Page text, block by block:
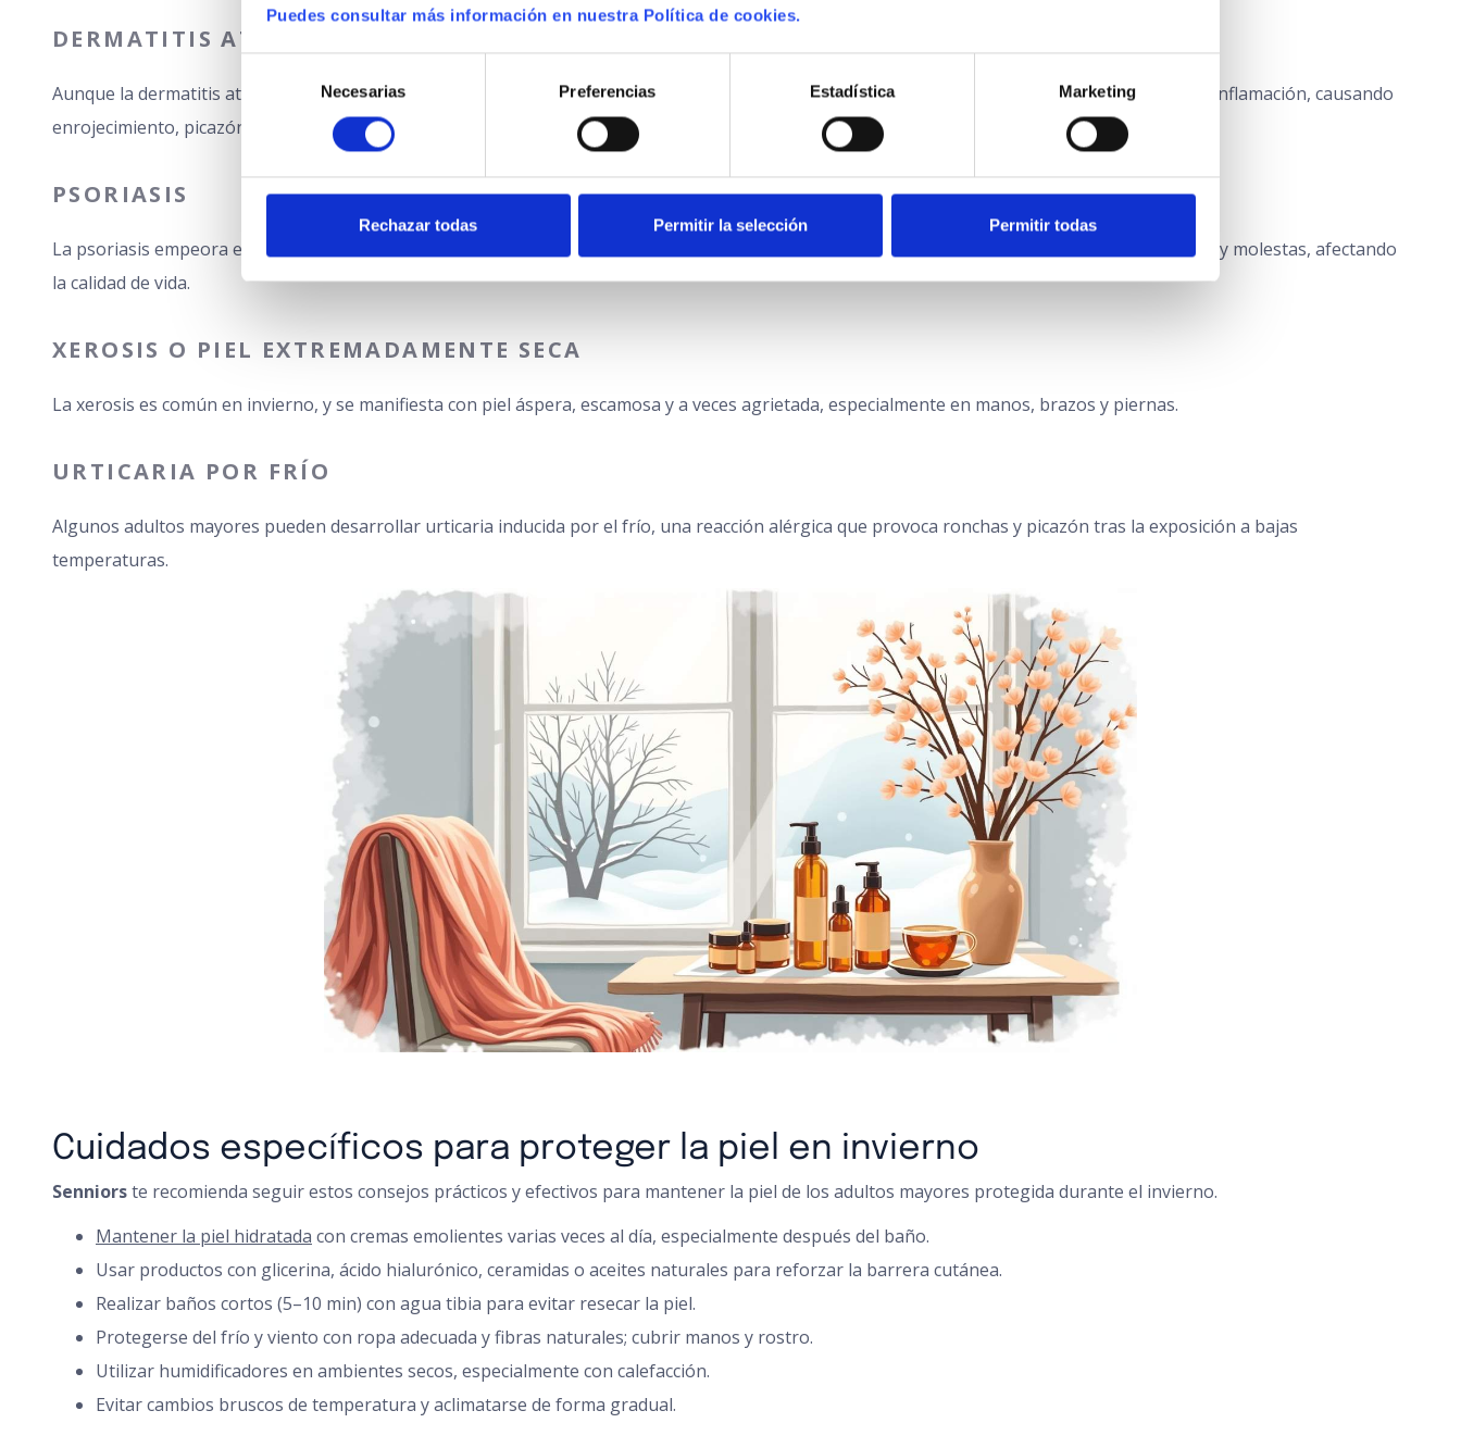
Puedes consultar más información en nuestra Política de cookies.
de
consentimiento
Necesarias Preferencias Estadística Marketing
Rechazar todas Permitir la selección Permitir todas
DERMATITIS ATÓPICA Y ECZEMA
Aunque la dermatitis atópica se asocia comúnmente con la infancia, también afecta a muchos adultos mayores. El frío y la sequedad agravan la inflamación, causando
enrojecimiento, picazón intensa y descamación. Rascarse puede provocar infecciones secundarias.
PSORIASIS
La psoriasis empeora en invierno debido a la falta de exposición solar y la sequedad ambiental. Las placas escamosas se vuelven más evidentes y molestas, afectando
la calidad de vida.
XEROSIS O PIEL EXTREMADAMENTE SECA
La xerosis es común en invierno, y se manifiesta con piel áspera, escamosa y a veces agrietada, especialmente en manos, brazos y piernas.
URTICARIA POR FRÍO
Algunos adultos mayores pueden desarrollar urticaria inducida por el frío, una reacción alérgica que provoca ronchas y picazón tras la exposición a bajas
temperaturas.
Cuidados específicos para proteger la piel en invierno
Senniorste recomienda seguir estos consejos prácticos y efectivos para mantener la piel de los adultos mayores protegida durante el invierno.
Mantener la piel hidratada con cremas emolientes varias veces al día, especialmente después del baño.
Usar productos con glicerina, ácido hialurónico, ceramidas o aceites naturales para reforzar la barrera cutánea.
Realizar baños cortos (5–10 min) con agua tibia para evitar resecar la piel.
Protegerse del frío y viento con ropa adecuada y fibras naturales; cubrir manos y rostro.
Utilizar humidificadores en ambientes secos, especialmente con calefacción.
Evitar cambios bruscos de temperatura y aclimatarse de forma gradual.